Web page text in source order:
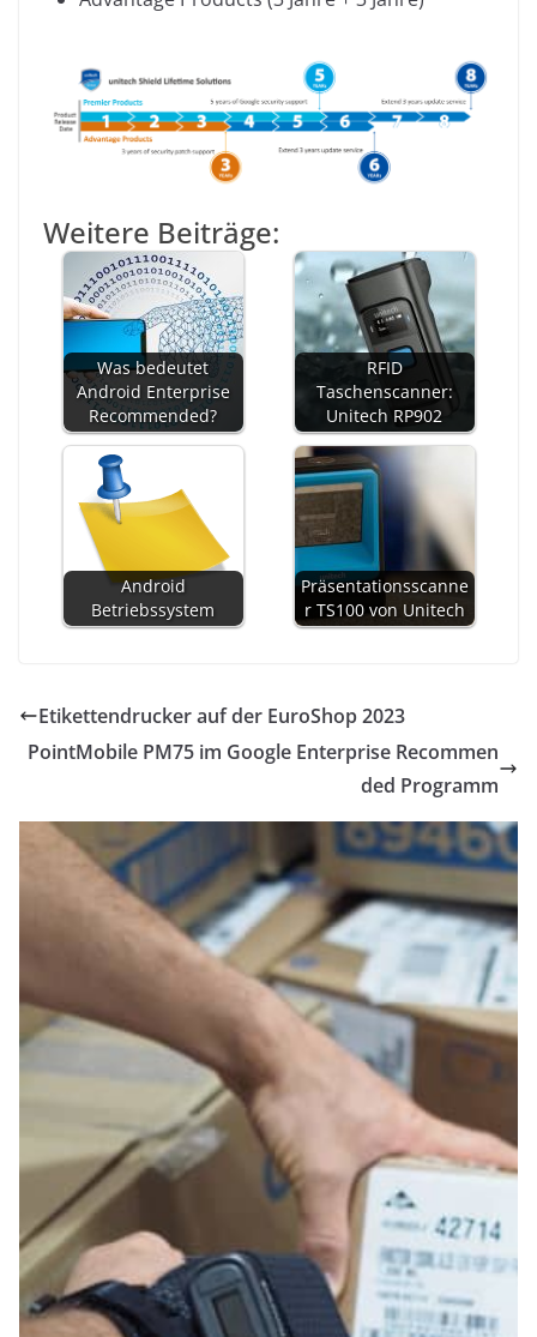
Weitere Beiträge:
Was bedeutet
Android Enterprise
Recommended?
RFID
Taschenscanner:
Unitech RP902
Android
Betriebssystem
Präsentationsscanne
r TS100 von Unitech
Etikettendrucker auf der EuroShop 2023
PointMobile PM75 im Google Enterprise Recommen
ded Programm